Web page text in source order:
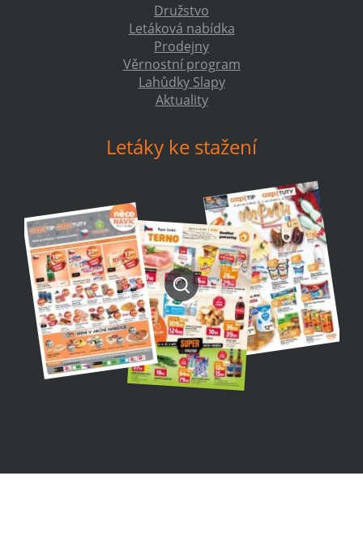
Družstvo
Letáková nabídka
Prodejny
Věrnostní program
Lahůdky Slapy
Aktuality
Letáky ke stažení